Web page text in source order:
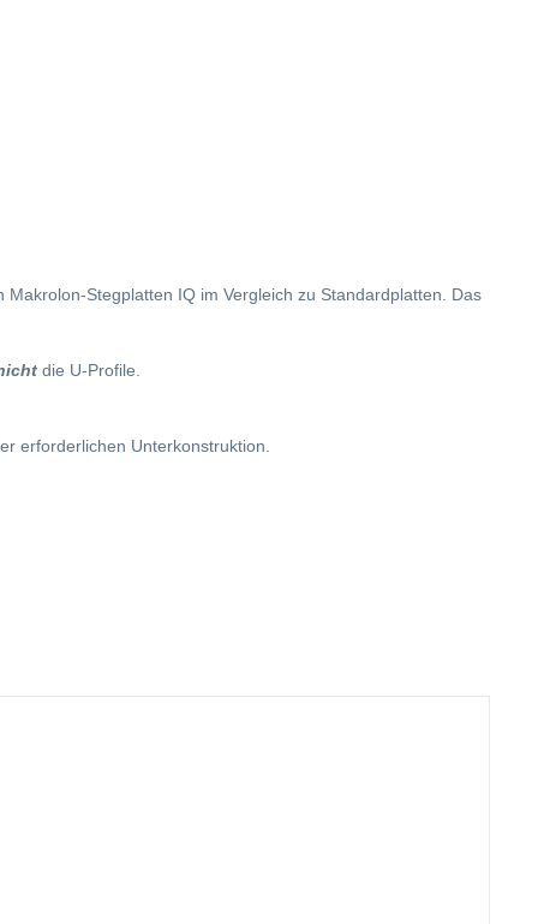
Stegplatten IQ im Vergleich zu Standardplatten. Das
die U-Profile.
erforderlichen Unterkonstruktion.